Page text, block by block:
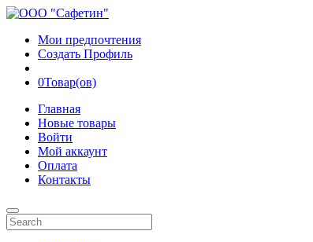
Мои предпочтения
Создать Профиль
0Товар(ов)
Главная
Новые товары
Войти
Мой аккаунт
Оплата
Контакты